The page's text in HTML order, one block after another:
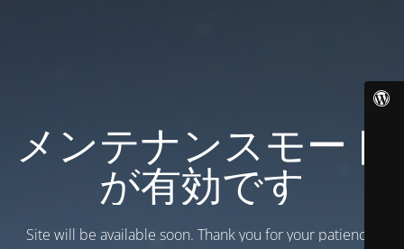
メンテナンスモード
が有効です
Site will be available soon. Thank you for your patience!